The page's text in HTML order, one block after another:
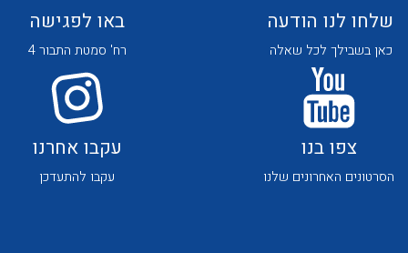
לכל מוצרי היצרן לכל מוצרי היצרן
שלחו לנו הודעה
כאן בשבילך לכל שאלה
באו לפגישה
רח' סמטת התבור 4
צפו בנו
הסרטונים האחרונים שלנו
עקבו אחרנו
עקבו להתעדכן